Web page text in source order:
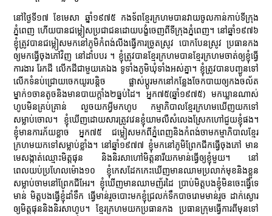
នៅថ្ងៃទី១៧ ខែមេសា ឆ្នាំ១៩៧៥ កងទ័ពខ្មែរក្រហមបានវាយចូលកាន់កាប់ទីក្រុង
ភ្នំពេញ ហើយបានជម្លៀសប្រជាជនដោយបង្ខំចេញពីទីក្រុងភ្នំពេញ។ នៅឆ្នាំ១៩៧៦
ខ្ញុំត្រូវបានជម្លៀសមកនៅភូមិកំពង់លីងធ្វើការច្រូតស្រូវ បោកបែនស្រូវ ប្រធានកង
ឲ្យមកធ្វើចុងភៅវិញ នៅដាំបបរ ។ ខ្ញុំត្រូវបានខ្មែរក្រហមបានខ្មែរក្រហមចាត់ឲ្យខ្ញុំធ្វើ
ការងារ រែកដី លើកដីជាមួយគេឯង ទូទាំងភូមិឃុំទាំងអស់គ្នា។ ខ្ញុំត្រូវបានបញ្ជូនទៅ
លើកទំនប់ជ្រោយចេកយូរបន្តិច ផ្លាស់ប្ដូរមកនៅកន្លែងចែកបាយឲ្យកងចល័ត
ម្នាក់១ចានតូចនិងមានបាយក្ដាំង២ធ្នប់ដៃ។ អ្នក៧៥(ឆ្នាំ១៩៧៥) មកឃ្លានណាស់
ហូបមិនគ្រប់គ្រាន់ លួចយកអ្វីមកហូប កម្មាភិបាលខ្មែរក្រហមឃើញយកទៅ
សម្លាប់ចោល។ ខ្ញុំឃើញដោយសារត្រូវវេនខ្ញុំយាមលឺសំលេងស្រែកហៅជួយខ្ញុំផង។
ខ្ញុំមានការភ័យខ្លាច អ្នក៧៥ ជម្លៀសមកពីភ្នំពេញនិងកំពង់ចាមកម្មាភិបាលខ្មែរ
ក្រហមយកទៅសម្លាប់ខ្លាំង។ នៅឆ្នាំ១៩៧៧ ខ្ញុំមកនៅភូមិព្រែកជីកធ្វើចុងភៅ មាន
មេសង្កាត់ឈ្មោះមិត្តផុន និងនិរសាហៅមិត្តនារីយកមាន់ធ្វើឲ្យខ្ញុំមួយ។ នៅ
ពេលយប់ប្រហែលម៉ោង១០ ខ្ញុំកេសដែកកេះឃើញមានឈាមប្រលាក់មុខនិងខ្លួន
សម្លាប់ចាមនៅព្រែកជីអែរ។ ខ្ញុំឃើញមានឈាមញ័រដៃ ប្រាប់មិត្តបងខ្ញុំមិនចេះធ្វើទេ
មាន់ មិត្តបងធ្វើខ្ញុំដាំទឹក ធ្វើមាន់រួចបោះមកខ្ញុំជ្រលក់ទឹកបាចរោមមាន់រួច ដាក់ស្ងោរ
ឲ្យមិត្តផុននិងនិរសាហូប។ ខ្មែរក្រហមយកប្រធានកង ប្រធានក្រុមធ្វើការពីមុនទៅ